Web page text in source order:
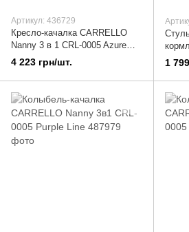
Артикул: 436729
Кресло-качалка CARRELLO
Nanny 3 в 1 CRL-0005 Azure
Beige, бежевый/бирюзовый
4 223 грн/шт.
CRL-
1